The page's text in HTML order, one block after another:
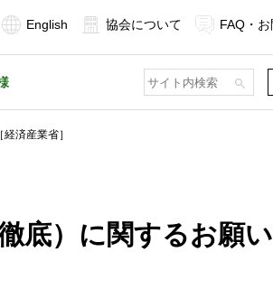
English 協会について FAQ・
済産業省］
底）に関するお願い